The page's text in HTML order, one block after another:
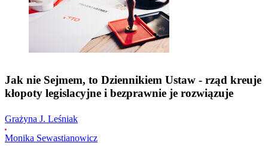
Jak nie Sejmem, to Dziennikiem Ustaw - rząd kreuje
kłopoty legislacyjne i bezprawnie je rozwiązuje
Grażyna J. Leśniak
Monika Sewastianowicz